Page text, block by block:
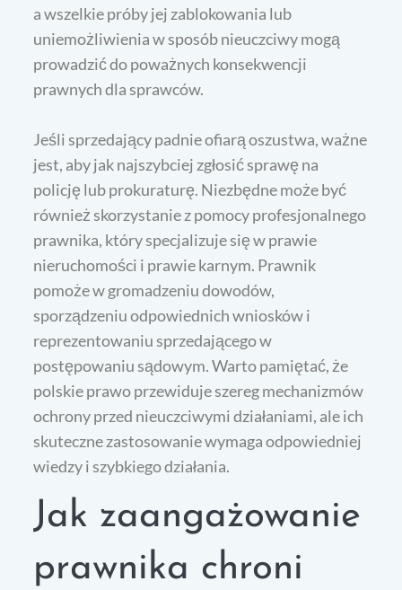
a wszelkie próby jej zablokowania lub
uniemożliwienia w sposób nieuczciwy mogą
prowadzić do poważnych konsekwencji
prawnych dla sprawców.
Jeśli sprzedający padnie ofiarą oszustwa, ważne
jest, aby jak najszybciej zgłosić sprawę na
policję lub prokuraturę. Niezbędne może być
również skorzystanie z pomocy profesjonalnego
prawnika, który specjalizuje się w prawie
nieruchomości i prawie karnym. Prawnik
pomoże w gromadzeniu dowodów,
sporządzeniu odpowiednich wniosków i
reprezentowaniu sprzedającego w
postępowaniu sądowym. Warto pamiętać, że
polskie prawo przewiduje szereg mechanizmów
ochrony przed nieuczciwymi działaniami, ale ich
skuteczne zastosowanie wymaga odpowiedniej
wiedzy i szybkiego działania.
Jak zaangażowanie
prawnika chroni